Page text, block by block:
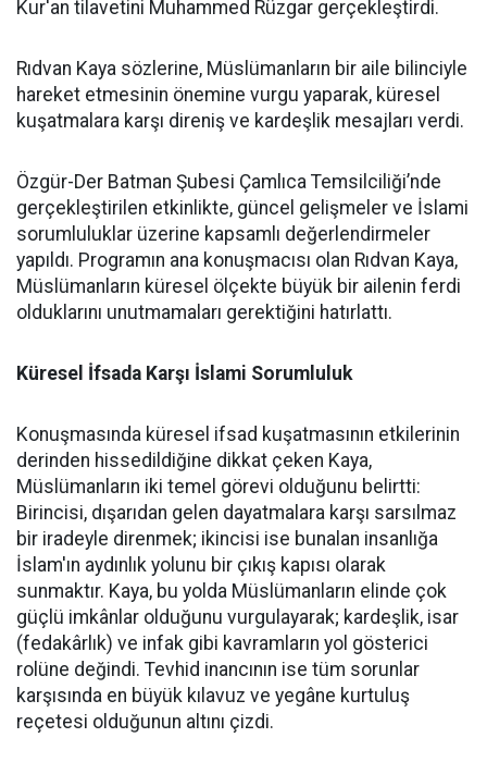
Kur'an tilavetini Muhammed Rüzgar gerçekleştirdi.
Rıdvan Kaya sözlerine, Müslümanların bir aile bilinciyle
hareket etmesinin önemine vurgu yaparak, küresel
kuşatmalara karşı direniş ve kardeşlik mesajları verdi.
Özgür-Der Batman Şubesi Çamlıca Temsilciliği’nde
gerçekleştirilen etkinlikte, güncel gelişmeler ve İslami
sorumluluklar üzerine kapsamlı değerlendirmeler
yapıldı. Programın ana konuşmacısı olan Rıdvan Kaya,
Müslümanların küresel ölçekte büyük bir ailenin ferdi
olduklarını unutmamaları gerektiğini hatırlattı.
Küresel İfsada Karşı İslami Sorumluluk
Konuşmasında küresel ifsad kuşatmasının etkilerinin
derinden hissedildiğine dikkat çeken Kaya,
Müslümanların iki temel görevi olduğunu belirtti:
Birincisi, dışarıdan gelen dayatmalara karşı sarsılmaz
bir iradeyle direnmek; ikincisi ise bunalan insanlığa
İslam'ın aydınlık yolunu bir çıkış kapısı olarak
sunmaktır. Kaya, bu yolda Müslümanların elinde çok
güçlü imkânlar olduğunu vurgulayarak; kardeşlik, isar
(fedakârlık) ve infak gibi kavramların yol gösterici
rolüne değindi. Tevhid inancının ise tüm sorunlar
karşısında en büyük kılavuz ve yegâne kurtuluş
reçetesi olduğunun altını çizdi.